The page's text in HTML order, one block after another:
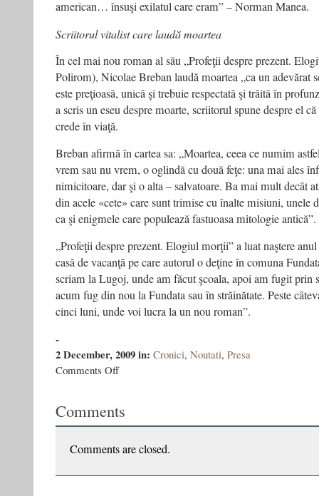
american… însuşi exilatul care eram” – Norman Manea.
Scriitorul vitalist care laudă moartea
În cel mai nou roman al său „Profeţii despre prezent.
Polirom), Nicolae Breban laudă moartea „ca un adevărat
este preţioasă, unică şi trebuie respectată şi trăită în
a scris un eseu despre moarte, scriitorul spune despre el
crede în viaţă.
Breban afirmă în cartea sa: „Moartea, ceea ce numim
vrem sau nu vrem, o oglindă cu două feţe: una mai ales
nimicitoare, dar şi o alta – salvatoare. Ba mai mult decât
din acele «cete» care sunt trimise cu înalte misiuni, unele
ca şi enigmele care populează fastuoasa mitologie antică”.
„Profeţii despre prezent. Elogiul morţii” a luat naştere
casă de vacanţă pe care autorul o deţine în comuna
scriam la Lugoj, unde am făcut şcoala, apoi am fugit prin
acum fug din nou la Fundata sau în străinătate. Peste
cinci luni, unde voi lucra la un nou roman”.
-
2 December, 2009in: Cronici, Noutati, Presa
Comments Offon
scriitorilor
Comments
Comments are closed.